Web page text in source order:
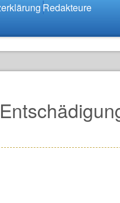
Redakteure